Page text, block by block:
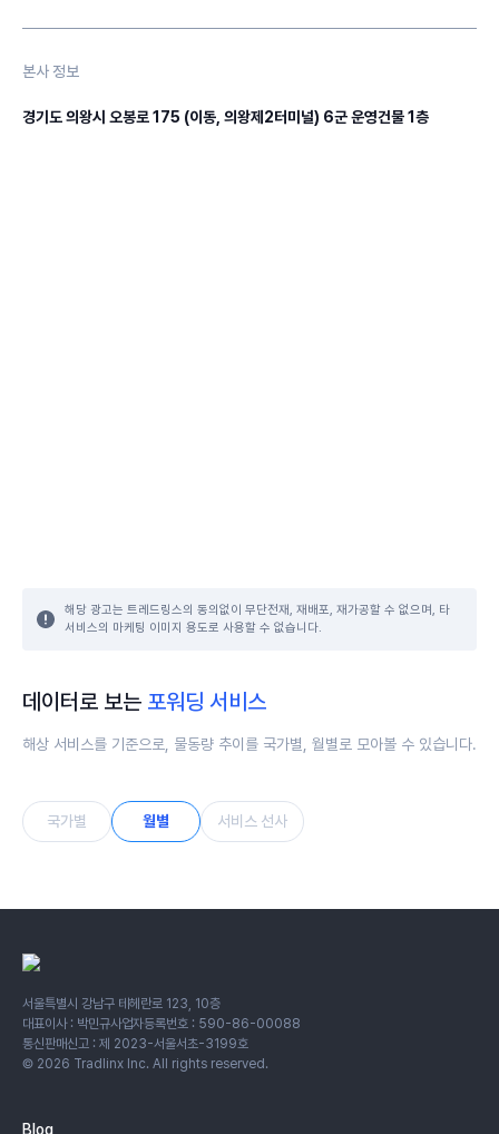
본사 정보
경기도 의왕시 오봉로 175 (이동, 의왕제2터미널) 6군 운영건물 1층
해당 광고는 트레드링스의 동의없이 무단전재, 재배포, 재가공할 수 없으며, 타
서비스의 마케팅 이미지 용도로 사용할 수 없습니다.
데이터로 보는 포워딩 서비스
해상 서비스를 기준으로, 물동량 추이를 국가별, 월별로 모아볼 수 있습니다.
국가별 월별 서비스 선사
서울특별시 강남구 테헤란로 123, 10층
대표이사 : 박민규사업자등록번호 : 590-86-00088
통신판매신고 : 제 2023-서울서초-3199호
© 2026 Tradlinx Inc. All rights reserved.
Blog